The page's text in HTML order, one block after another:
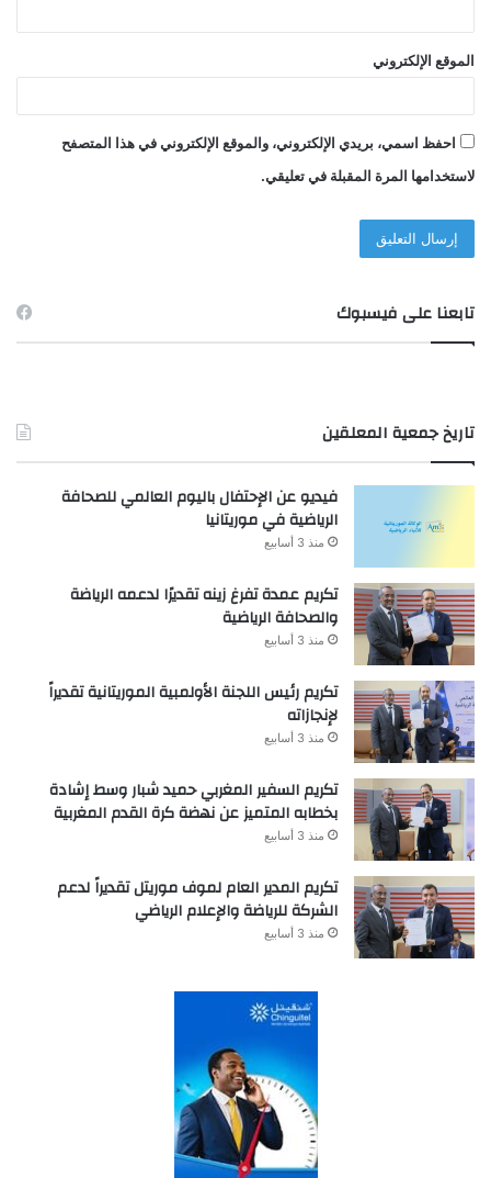
الموقع الإلكتروني
احفظ اسمي، بريدي الإلكتروني، والموقع الإلكتروني في هذا المتصفح
لاستخدامها المرة المقبلة في تعليقي.
تابعنا على فيسبوك
تاريخ جمعية المعلقين
فيديو عن الإحتفال باليوم العالمي للصحافة
الرياضية في موريتانيا
منذ 3 أسابيع
تكريم عمدة تفرغ زينه تقديرًا لدعمه الرياضة
والصحافة الرياضية
منذ 3 أسابيع
تكريم رئيس اللجنة الأولمبية الموريتانية تقديراً
لإنجازاته
منذ 3 أسابيع
تكريم السفير المغربي حميد شبار وسط إشادة
بخطابه المتميز عن نهضة كرة القدم المغربية
منذ 3 أسابيع
تكريم المدير العام لموف موريتل تقديراً لدعم
الشركة للرياضة والإعلام الرياضي
منذ 3 أسابيع